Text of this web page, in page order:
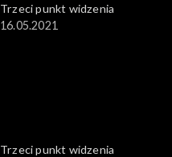
Trzeci punkt widzenia
16.05.2021
Trzeci punkt widzenia